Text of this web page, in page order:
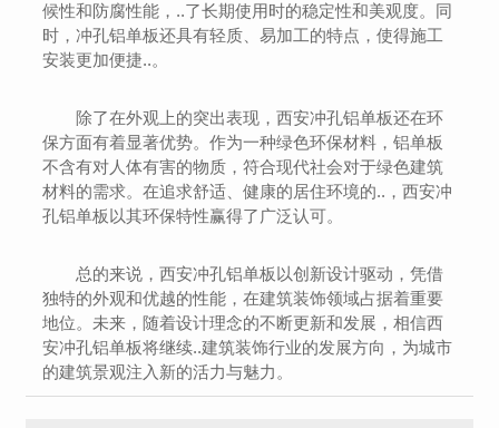
候性和防腐性能，..了长期使用时的稳定性和美观度。同
时，冲孔铝单板还具有轻质、易加工的特点，使得施工
安装更加便捷..。
除了在外观上的突出表现，西安冲孔铝单板还在环
保方面有着显著优势。作为一种绿色环保材料，铝单板
不含有对人体有害的物质，符合现代社会对于绿色建筑
材料的需求。在追求舒适、健康的居住环境的..，西安冲
孔铝单板以其环保特性赢得了广泛认可。
总的来说，西安冲孔铝单板以创新设计驱动，凭借
独特的外观和优越的性能，在建筑装饰领域占据着重要
地位。未来，随着设计理念的不断更新和发展，相信西
安冲孔铝单板将继续..建筑装饰行业的发展方向，为城市
的建筑景观注入新的活力与魅力。